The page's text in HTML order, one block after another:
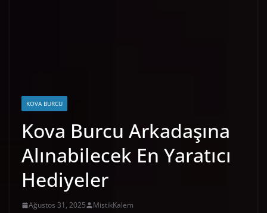
KOVA BURCU
Kova Burcu Arkadaşına
Alınabilecek En Yaratıcı
Hediyeler
Ağustos 31, 2025 MistikKalem